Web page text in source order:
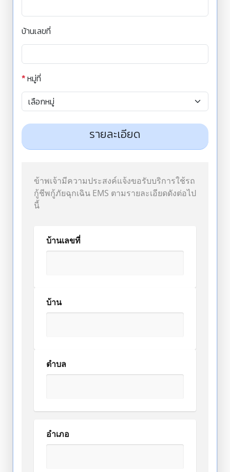
บ้านเลขที่
*หมู่ที่
รายละเอียด
ข้าพเจ้ามีความประสงค์แจ้งขอรับบริการใช้รถ
กู้ชีพกู้ภัยฉุกเฉิน EMS ตามรายละเอียดดังต่อไป
นี้
บ้านเลขที่
บ้าน
ตำบล
อำเภอ